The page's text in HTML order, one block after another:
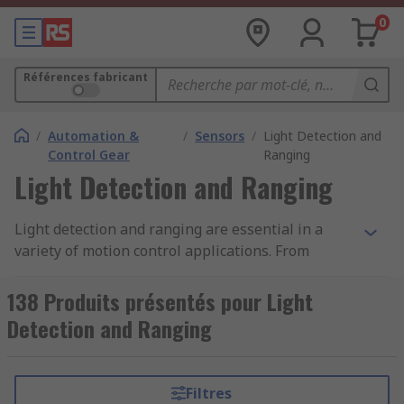
0
Références fabricant
/ Automation &
Control Gear
/ Sensors / Light Detection and
Ranging
Light Detection and Ranging
Light detection and ranging are essential in a
variety of motion control applications. From
uses such as automated doors, light detection
and ranging devices serve many purposes.
Essentially, they work by emitting a light pulse
interruptions in that light. This can be achieved
138 Produits présentés pour Light
Detection and Ranging
Filtres